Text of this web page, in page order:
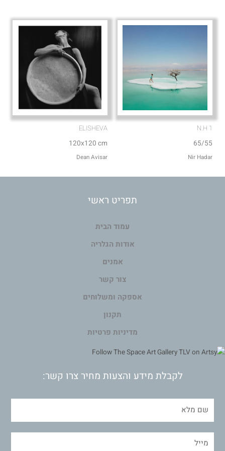
N.H 1
65/55
Nir Hadar
ELISHEVA
120x120 cm
Dean Avisar
תפריט ראשי
עמוד הבית
אודות הגלריה
אמנים
צור קשר
אספקה ומשלוחים
תקנון
מדיניות פרטיות
לקבלת מידע והצעות מחיר צרו קשר: